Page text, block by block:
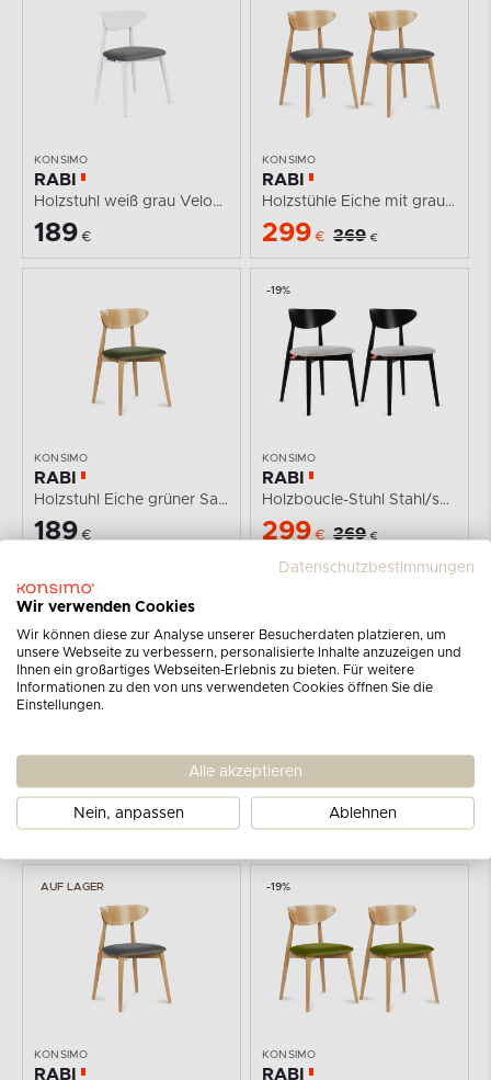
KONSIMO
RABI
Holzstuhl weiß grau Velours
189 €
KONSIMO
RABI
Holzstühle Eiche mit grauem Samt 2tlg.
299 € 369 €
KONSIMO
RABI
Holzstuhl Eiche grüner Samt
189 €
-19%
KONSIMO
RABI
Holzboucle-Stuhl Stahl/schwarz 2 tlg.
299 € 369 €
AUF LAGER
KONSIMO
Holzstuhl Eiche schwarz Velours
189 €
KONSIMO
RABI
Holzboucle-Stuhl weiß/schwarz
189 €
AUF LAGER
KONSIMO
RABI
-19%
KONSIMO
RABI
Datenschutzbestimmungen
Wir verwenden Cookies
Wir können diese zur Analyse unserer Besucherdaten platzieren, um
unsere Webseite zu verbessern, personalisierte Inhalte anzuzeigen und
Ihnen ein großartiges Webseiten-Erlebnis zu bieten. Für weitere
Informationen zu den von uns verwendeten Cookies öffnen Sie die
Einstellungen.
Alle akzeptieren
Nein, anpassen Ablehnen